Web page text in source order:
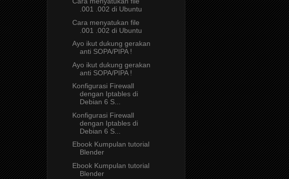
.001 .002 di Ubuntu
Cara menyatukan file
.001 .002 di Ubuntu
Ayo ikut dukung gerakan
anti SOPA/PIPA !
Ayo ikut dukung gerakan
anti SOPA/PIPA !
Konfigurasi Firewall
dengan Iptables di
Debian 6 S...
Konfigurasi Firewall
dengan Iptables di
Debian 6 S...
Ebook Kumpulan tutorial
Blender
Ebook Kumpulan tutorial
Blender